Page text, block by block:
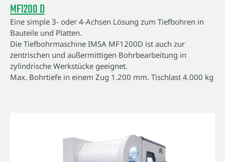
MF1200 D
Eine simple 3- oder 4-Achsen Lösung zum Tiefbohren in
Bauteile und Platten.
Die Tiefbohrmaschine IMSA MF1200D ist auch zur
zentrischen und außermittigen Bohrbearbeitung in
zylindrische Werkstücke geeignet.
Max. Bohrtiefe in einem Zug 1.200 mm. Tischlast 4.000 kg